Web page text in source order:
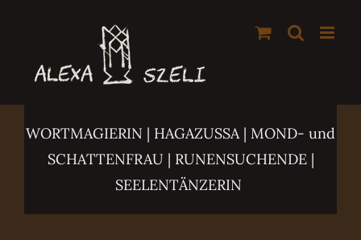
springen
WORTMAGIERIN | HAGAZUSSA | MOND- und
SCHATTENFRAU | RUNENSUCHENDE |
SEELENTÄNZERIN